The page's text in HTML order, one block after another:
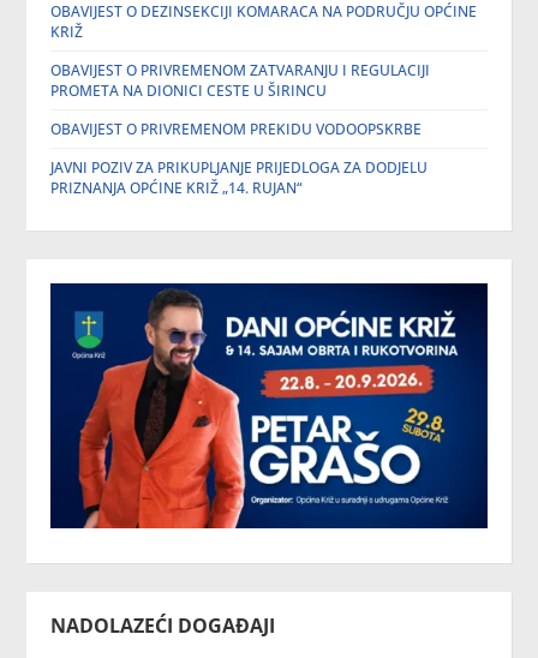
OBAVIJEST O DEZINSEKCIJI KOMARACA NA PODRUČJU OPĆINE
KRIŽ
OBAVIJEST O PRIVREMENOM ZATVARANJU I REGULACIJI
PROMETA NA DIONICI CESTE U ŠIRINCU
OBAVIJEST O PRIVREMENOM PREKIDU VODOOPSKRBE
JAVNI POZIV ZA PRIKUPLJANJE PRIJEDLOGA ZA DODJELU
PRIZNANJA OPĆINE KRIŽ „14. RUJAN“
NADOLAZEĆI DOGAĐAJI